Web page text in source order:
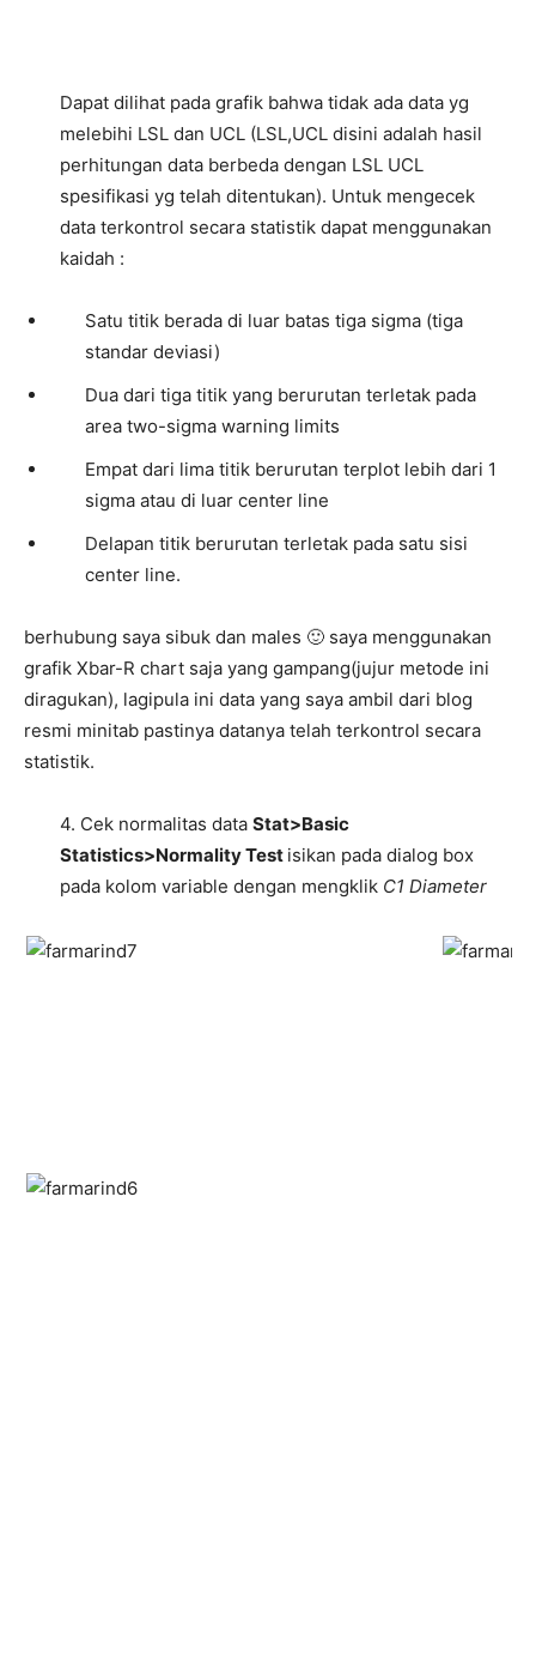
Dapat dilihat pada grafik bahwa tidak ada data yg
melebihi LSL dan UCL (LSL,UCL disini adalah hasil
perhitungan data berbeda dengan LSL UCL
spesifikasi yg telah ditentukan). Untuk mengecek
data terkontrol secara statistik dapat menggunakan
kaidah :
Satu titik berada di luar batas tiga sigma (tiga
standar deviasi)
Dua dari tiga titik yang berurutan terletak pada
area two-sigma warning limits
Empat dari lima titik berurutan terplot lebih dari 1
sigma atau di luar center line
Delapan titik berurutan terletak pada satu sisi
center line.
berhubung saya sibuk dan males 🙂 saya menggunakan
grafik Xbar-R chart saja yang gampang(jujur metode ini
diragukan), lagipula ini data yang saya ambil dari blog
resmi minitab pastinya datanya telah terkontrol secara
statistik.
4. Cek normalitas data Stat>Basic
Statistics>Normality Test isikan pada dialog box
pada kolom variable dengan mengklik C1 Diameter